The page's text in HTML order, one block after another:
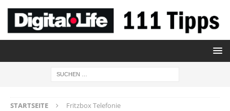
STARTSEITE Fritzbox Telefonie